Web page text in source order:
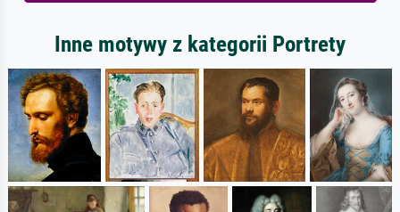
Inne motywy z kategorii Portrety